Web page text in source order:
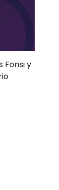
Fonsi y